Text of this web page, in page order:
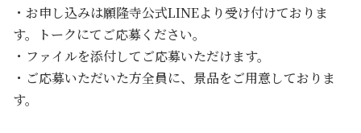
・お申し込みは願隆寺公式LINEより受け付けておりま
す。トークにてご応募ください。
・ファイルを添付してご応募いただけます。
・ご応募いただいた方全員に、景品をご用意しておりま
す。